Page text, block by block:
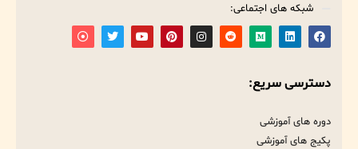
شبکه های اجتماعی:
دسترسی سریع:
دوره های آموزشی
پکیج های آموزشی